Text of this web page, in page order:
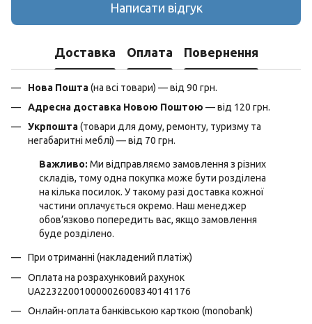
Написати відгук
Доставка Оплата Повернення
Нова Пошта(на всі товари) — від 90 грн.
Адресна доставка Новою Поштою — від 120 грн.
Укрпошта(товари для дому, ремонту, туризму та
негабаритні меблі) — від 70 грн.
Важливо: Ми відправляємо замовлення з різних
складів, тому одна покупка може бути розділена
на кілька посилок. У такому разі доставка кожної
частини оплачується окремо. Наш менеджер
обов’язково попередить вас, якщо замовлення
буде розділено.
При отриманні (накладений платіж)
Оплата на розрахунковий рахунок
UA223220010000026008340141176
Онлайн-оплата банківською карткою (monobank)